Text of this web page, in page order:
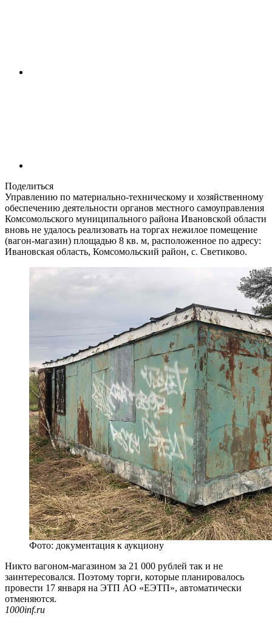
Поделиться
Управлению по материально-техническому и хозяйственному
обеспечению деятельности органов местного самоуправления
Комсомольского муниципального района Ивановской области
вновь не удалось реализовать на торгах нежилое помещение
(вагон-магазин) площадью 8 кв. м, расположенное по адресу:
Ивановская область, Комсомольский район, с. Светиково.
Фото: документация к аукциону
Никто вагоном-магазином за 21 000 рублей так и не
заинтересовался. Поэтому торги, которые планировалось
провести 17 января на ЭТП АО «ЕЭТП», автоматически
отменяются.
1000inf.ru